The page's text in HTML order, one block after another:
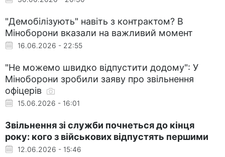
"Демобілізують" навіть з контрактом? В
Міноборони вказали на важливий момент
16.06.2026 - 22:55
"Не можемо швидко відпустити додому": У
Міноборони зробили заяву про звільнення
офіцерів
15.06.2026 - 16:01
Звільнення зі служби почнеться до кінця
року: кого з військових відпустять першими
12.06.2026 - 15:46